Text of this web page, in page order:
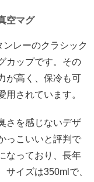
空マグ
レーのクラシック
カップです。その
が高く、保冷も可
されています。
さを感じないデザ
っこいいと評判で
なっており、長年
イズは350mlで、